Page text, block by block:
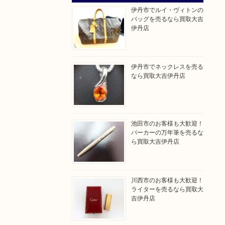
伊丹市でルイ・ヴィトンの
バッグを売るなら買取大吉
伊丹店
伊丹市でネックレスを売る
なら買取大吉伊丹店
池田市のお客様も大歓迎！
パーカーの万年筆を売るな
ら買取大吉伊丹店
川西市のお客様も大歓迎！
ライターを売るなら買取大
吉伊丹店